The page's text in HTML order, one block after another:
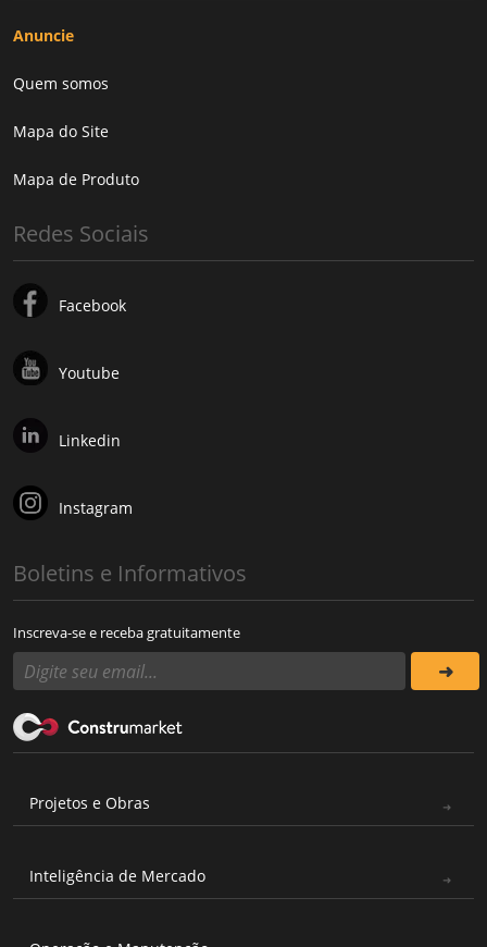
Anuncie
Quem somos
Mapa do Site
Mapa de Produto
Redes Sociais
Facebook
Youtube
Linkedin
Instagram
Boletins e Informativos
Inscreva-se e receba gratuitamente
Projetos e Obras
Inteligência de Mercado